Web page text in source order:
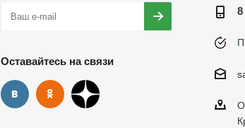
Оставайтесь на связи
8